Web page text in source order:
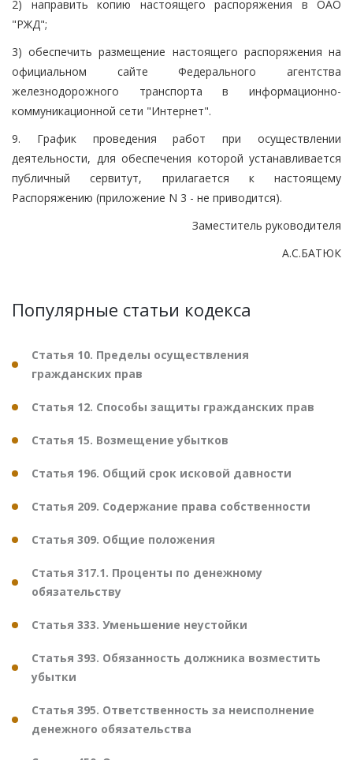
2) направить копию настоящего распоряжения в ОАО
"РЖД";
3) обеспечить размещение настоящего распоряжения на
официальном сайте Федерального агентства
железнодорожного транспорта в информационно-
коммуникационной сети "Интернет".
9. График проведения работ при осуществлении
деятельности, для обеспечения которой устанавливается
публичный сервитут, прилагается к настоящему
Распоряжению (приложение N 3 - не приводится).
Заместитель руководителя
А.С.БАТЮК
Популярные статьи кодекса
Статья 10. Пределы осуществления
гражданских прав
Статья 12. Способы защиты гражданских прав
Статья 15. Возмещение убытков
Статья 196. Общий срок исковой давности
Статья 209. Содержание права собственности
Статья 309. Общие положения
Статья 317.1. Проценты по денежному
обязательству
Статья 333. Уменьшение неустойки
Статья 393. Обязанность должника возместить
убытки
Статья 395. Ответственность за неисполнение
денежного обязательства